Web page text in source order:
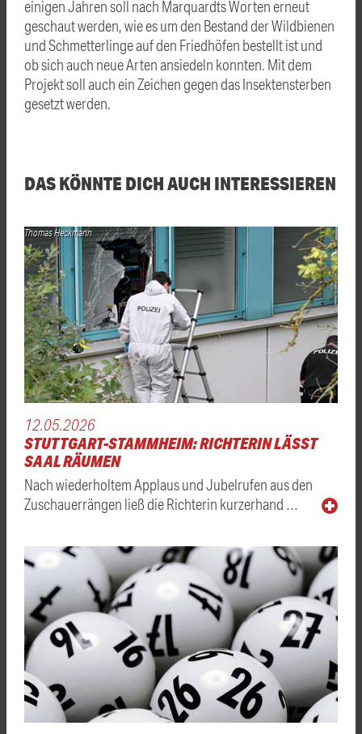
einigen Jahren soll nach Marquardts Worten erneut
geschaut werden, wie es um den Bestand der Wildbienen
und Schmetterlinge auf den Friedhöfen bestellt ist und
ob sich auch neue Arten ansiedeln konnten. Mit dem
Projekt soll auch ein Zeichen gegen das Insektensterben
gesetzt werden.
DAS KÖNNTE DICH AUCH INTERESSIEREN
Thomas Heckmann
12.05.2026
STUTTGART-STAMMHEIM: RICHTERIN LÄSST
SAAL RÄUMEN
Nach wiederholtem Applaus und Jubelrufen aus den
Zuschauerrängen ließ die Richterin kurzerhand …